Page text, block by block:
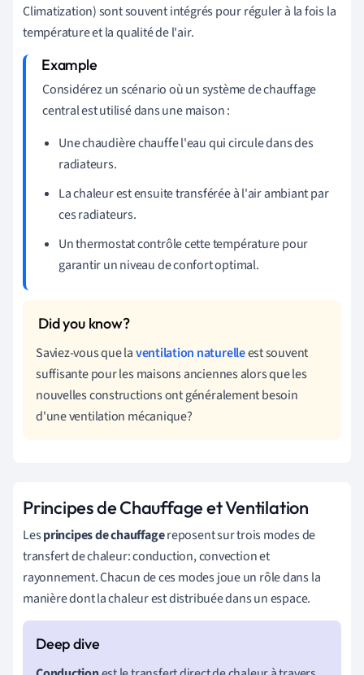
Climatization) sont souvent intégrés pour réguler à la fois la
température et la qualité de l'air.
Considérez un scénario où un système de chauffage
central est utilisé dans une maison :
Une chaudière chauffe l'eau qui circule dans des
radiateurs.
La chaleur est ensuite transférée à l'air ambiant par
ces radiateurs.
Un thermostat contrôle cette température pour
garantir un niveau de confort optimal.
Saviez-vous que laventilation naturelleest souvent
suffisante pour les maisons anciennes alors que les
nouvelles constructions ont généralement besoin
d'une ventilation mécanique?
Principes de Chauffage et Ventilation
Lesprincipes de chauffagereposent sur trois modes de
transfert de chaleur: conduction, convection et
rayonnement. Chacun de ces modes joue un rôle dans la
manière dont la chaleur est distribuée dans un espace.